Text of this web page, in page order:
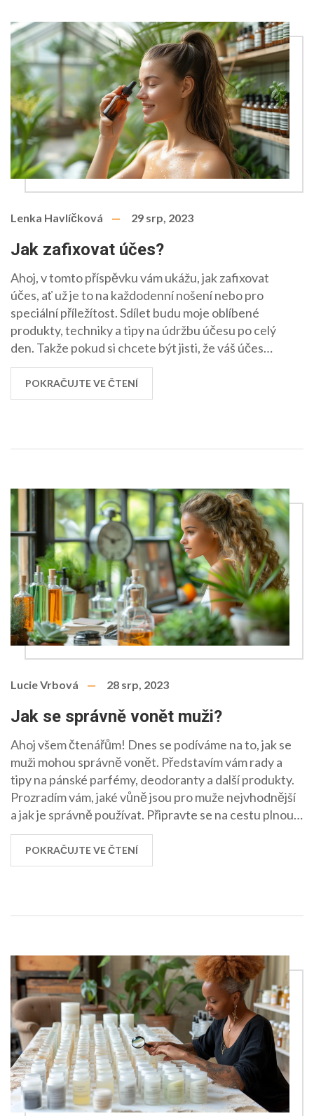
Lenka Havlíčková 29 srp, 2023
Jak zafixovat účes?
Ahoj, v tomto příspěvku vám ukážu, jak zafixovat
účes, ať už je to na každodenní nošení nebo pro
speciální příležítost. Sdílet budu moje oblíbené
produkty, techniky a tipy na údržbu účesu po celý
den. Takže pokud si chcete být jisti, že váš účes
zůstane na svém místě, určitě neváhejte a čtěte
dál. Jsou to jednoduché triky, které se můžete
naučit, a používat je v běžném životě. Těším se na
POKRAČUJTE VE ČTENÍ
Lucie Vrbová 28 srp, 2023
Jak se správně vonět muži?
Ahoj všem čtenářům! Dnes se podíváme na to, jak se
muži mohou správně vonět. Představím vám rady a
tipy na pánské parfémy, deodoranty a další produkty.
Prozradím vám, jaké vůně jsou pro muže nejvhodnější
a jak je správně používat. Připravte se na cestu plnou
neodolatelných vůní!
POKRAČUJTE VE ČTENÍ